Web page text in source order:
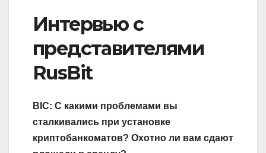
Интервью с
представителями
RusBit
BIC: С какими проблемами вы
сталкивались при установке
криптобанкоматов? Охотно ли вам сдают